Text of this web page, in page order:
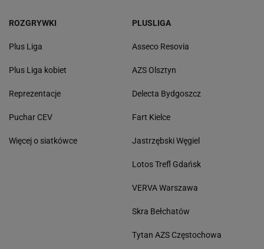
ROZGRYWKI
Plus Liga
Plus Liga kobiet
Reprezentacje
Puchar CEV
Więcej o siatkówce
PLUSLIGA
Asseco Resovia
AZS Olsztyn
Delecta Bydgoszcz
Fart Kielce
Jastrzębski Węgiel
Lotos Trefl Gdańsk
VERVA Warszawa
Skra Bełchatów
Tytan AZS Częstochowa